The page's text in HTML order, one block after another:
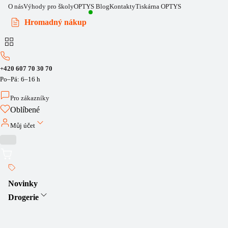
O násVýhody pro školyOPTYS BlogKontaktyTiskárna OPTYS
Hromadný nákup
+420 607 70 30 70
Po–Pá: 6–16 h
Pro zákazníky
Oblíbené
Můj účet
Novinky
Drogerie